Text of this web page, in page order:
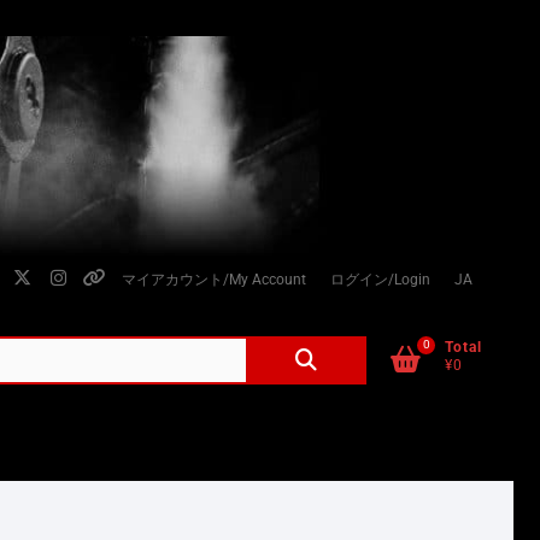
twitter
instagram
個
情
り
マイアカウント/My Account ログイン/Login JA
0
Total
¥0